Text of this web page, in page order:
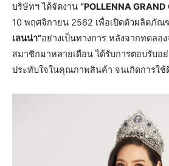
บริษัทฯ ได้จัดงาน “POLLENNA GRAND
10 พฤศจิกายน 2562 เพื่อเปิดตัวผลิตภั
เลนน่า”อย่างเป็นทางการ หลังจากทดลอ
สมาชิกมาหลายเดือน ได้รับการตอบรับอ
ประทับใจในคุณภาพสินค้า จนเกิดการใ